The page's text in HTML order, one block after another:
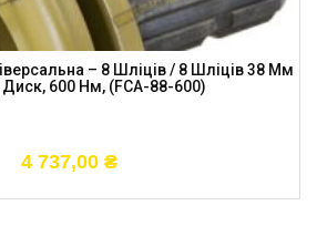
– 8 Шліців / 8 Шліців 38 Мм
Диск, 600 Нм, (FCA-88-600)
4 737,00 ₴